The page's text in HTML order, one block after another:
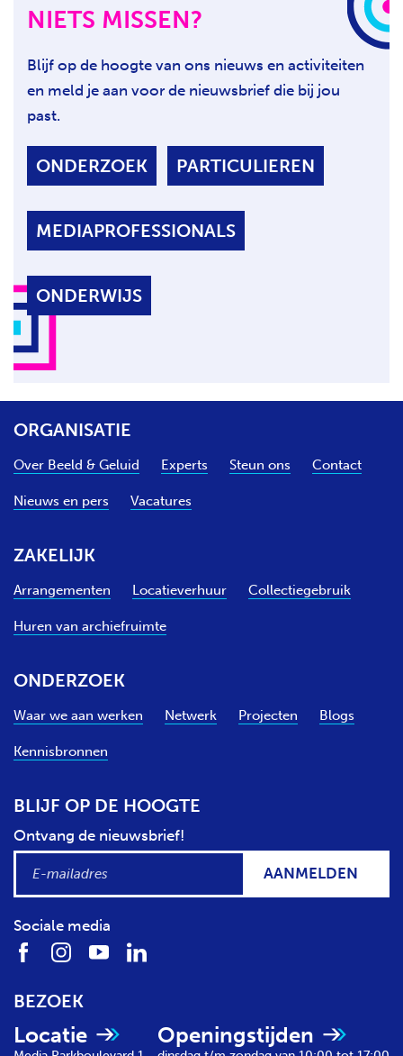
g
a
n
NIETS MISSEN?
Blijf op de hoogte van ons nieuws en activiteiten
en meld je aan voor de nieuwsbrief die bij jou
past.
ONDERZOEK PARTICULIEREN
MEDIAPROFESSIONALS
ONDERWIJS
ORGANISATIE
Over Beeld & Geluid Experts Steun ons Contact
Nieuws en pers Vacatures
ZAKELIJK
Arrangementen Locatieverhuur Collectiegebruik
Huren van archiefruimte
ONDERZOEK
Waar we aan werken Netwerk Projecten Blogs
Kennisbronnen
BLIJF OP DE HOOGTE
Ontvang de nieuwsbrief!
AANMELDEN
Sociale media
BEZOEK
Locatie Openingstijden